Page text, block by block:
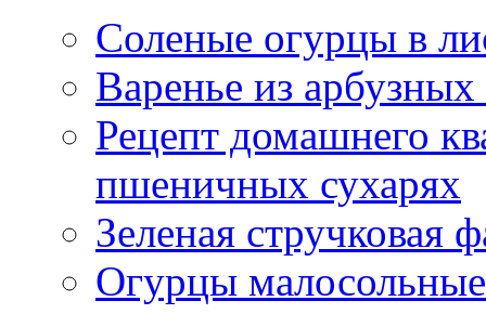
Соленые огурцы в
Варенье из
Рецепт домашнего
пшеничных сухарях
Зеленая стручковая
Огурцы